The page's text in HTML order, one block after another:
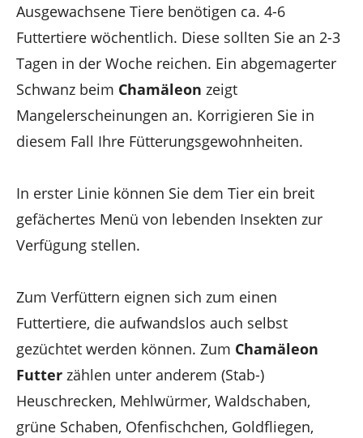
Ausgewachsene Tiere benötigen ca. 4-6
Futtertiere wöchentlich. Diese sollten Sie an 2-3
Tagen in der Woche reichen. Ein abgemagerter
Schwanz beim Chamäleon zeigt
Mangelerscheinungen an. Korrigieren Sie in
diesem Fall Ihre Fütterungsgewohnheiten.
In erster Linie können Sie dem Tier ein breit
gefächertes Menü von lebenden Insekten zur
Verfügung stellen.
Zum Verfüttern eignen sich zum einen
Futtertiere, die aufwandslos auch selbst
gezüchtet werden können. Zum Chamäleon
Futter zählen unter anderem (Stab-)
Heuschrecken, Mehlwürmer, Waldschaben,
grüne Schaben, Ofenfischchen, Goldfliegen,